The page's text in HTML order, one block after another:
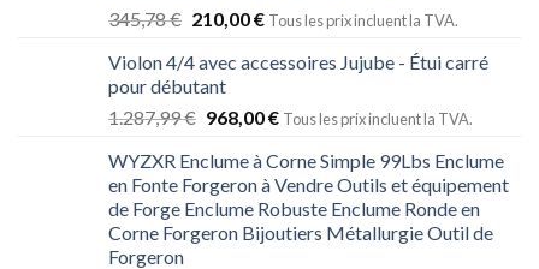
345,78€ 210,00€ Tous les prix incluent la TVA.
Violon 4/4 avec accessoires Jujube - Étui carré
pour débutant
1.287,99€ 968,00€ Tous les prix incluent la TVA.
WYZXR Enclume à Corne Simple 99Lbs Enclume
en Fonte Forgeron à Vendre Outils et équipement
de Forge Enclume Robuste Enclume Ronde en
Corne Forgeron Bijoutiers Métallurgie Outil de
Forgeron